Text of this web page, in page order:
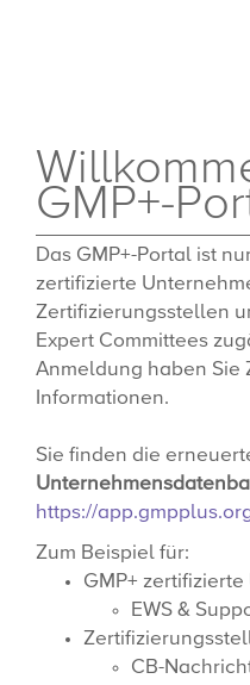
GMP+-
Das GMP+-Portal ist
zertifizierte
Zertifizierungsstellen
Expert Committees
Anmeldung haben Sie
Informationen.
Sie finden die
https://
Zum Beispiel für:
GMP+
EWS &
CB-